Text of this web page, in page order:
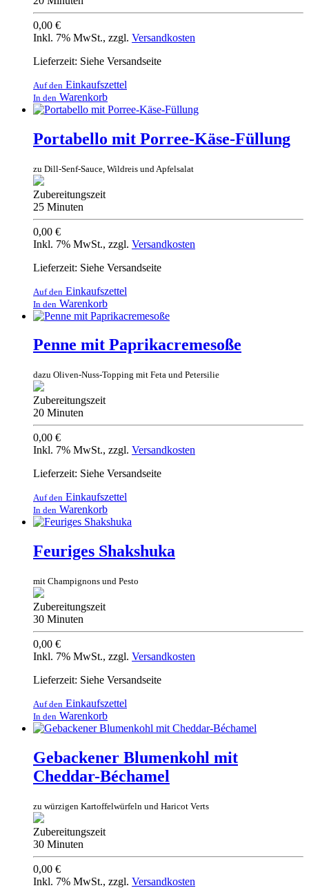
0,00 €
Inkl. 7% MwSt., zzgl. Versandkosten
Lieferzeit: Siehe Versandseite
Auf den Einkaufszettel
In den Warenkorb
Portabello mit Porree-Käse-Füllung
zu Dill-Senf-Sauce, Wildreis und Apfelsalat
Zubereitungszeit
25 Minuten
0,00 €
Inkl. 7% MwSt., zzgl. Versandkosten
Lieferzeit: Siehe Versandseite
Auf den Einkaufszettel
In den Warenkorb
Penne mit Paprikacremesoße
dazu Oliven-Nuss-Topping mit Feta und Petersilie
Zubereitungszeit
20 Minuten
0,00 €
Inkl. 7% MwSt., zzgl. Versandkosten
Lieferzeit: Siehe Versandseite
Auf den Einkaufszettel
In den Warenkorb
Feuriges Shakshuka
mit Champignons und Pesto
Zubereitungszeit
30 Minuten
0,00 €
Inkl. 7% MwSt., zzgl. Versandkosten
Lieferzeit: Siehe Versandseite
Auf den Einkaufszettel
In den Warenkorb
Gebackener Blumenkohl mit
Cheddar-Béchamel
zu würzigen Kartoffelwürfeln und Haricot Verts
Zubereitungszeit
30 Minuten
0,00 €
Inkl. 7% MwSt., zzgl. Versandkosten